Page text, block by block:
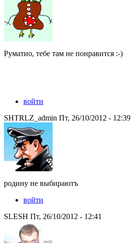
Руматио, тебе там не понравится :-)
войти
SHTRLZ_admin Пт, 26/10/2012 - 12:39
родину не выбираютъ
войти
SLESH Пт, 26/10/2012 - 12:41